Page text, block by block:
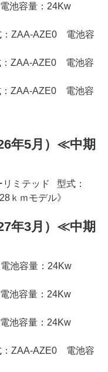
池容量：24Kw
：ZAA-AZE0 電池容
ZAA-AZE0 電池容
ZAA-AZE0 電池容
年5月）≪中期
リミテッド 型式：
ｋｍモデル》
年3月）≪中期
池容量：24Kw
池容量：24Kw
池容量：24Kw
：ZAA-AZE0 電池容